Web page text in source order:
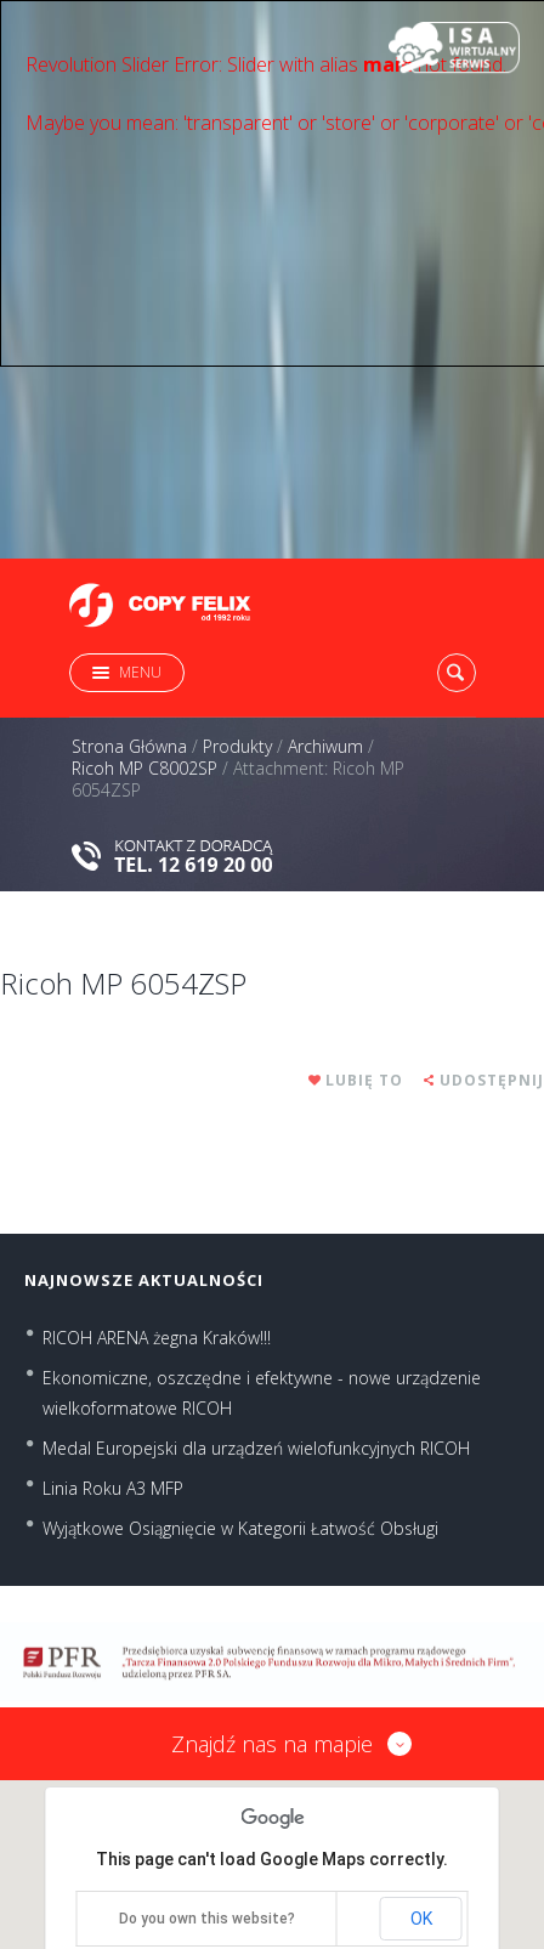
Revolution Slider Error: Slider with alias mainnot found.
Maybe you mean: 'transparent' or 'store' or 'сorporate' or
MENU
Strona Główna / Produkty/ Archiwum /
Ricoh MP C8002SP / Attachment: Ricoh MP
6054ZSP
Ricoh MP 6054ZSP
LUBIĘ TO UDOSTĘPNIJ
NAJNOWSZE AKTUALNOŚCI
RICOH ARENA żegna Kraków!!!
Ekonomiczne, oszczędne i efektywne - nowe urządzenie
wielkoformatowe RICOH
Medal Europejski dla urządzeń wielofunkcyjnych RICOH
Linia Roku A3 MFP
Wyjątkowe Osiągnięcie w Kategorii Łatwość Obsługi
Znajdź nas na mapie
This page can't load Google Maps correctly.
Do you own this website? OK